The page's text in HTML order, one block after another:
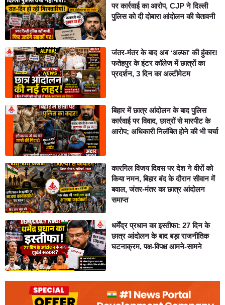
पर कार्रवाई का आरोप, CJP ने दिल्ली
पुलिस को दी दोबारा आंदोलन की चेतावनी
जंतर-मंतर के बाद अब ‘अल्फा’ की हुंकार!
फतेहपुर के इंटर कॉलेज में छात्रों का
प्रदर्शन, 3 दिन का अल्टीमेटम
बिहार में छात्र आंदोलन के बाद पुलिस
कार्रवाई पर विवाद, छात्रों से मारपीट के
आरोप; अधिकारी निलंबित होने की भी चर्चा
कारगिल विजय दिवस पर देश ने वीरों को
किया नमन, बिहार बंद के दौरान सीवान में
बवाल, जंतर-मंतर का छात्र आंदोलन
समाप्त
धर्मेंद्र प्रधान का इस्तीफा: 27 दिन के
छात्र आंदोलन के बाद बड़ा राजनीतिक
घटनाक्रम, पक्ष-विपक्ष आमने-सामने